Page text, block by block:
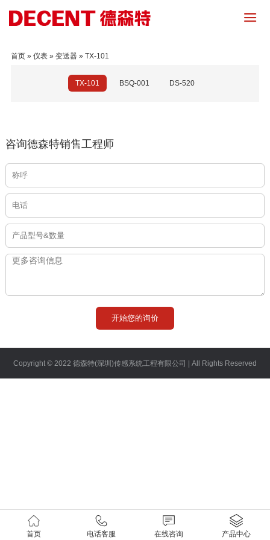
首页» 仪表» 变送器» TX-101
TX-101 BSQ-001 DS-520
咨询德森特销售工程师
Copyright © 2022 德森特(深圳)传感系统工程有限公司 | All Rights Reserved
首页 电话客服 在线咨询 产品中心
登录 注册